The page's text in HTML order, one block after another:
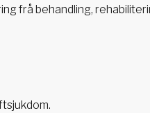
frå behandling,